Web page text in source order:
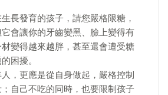
長發育的孩子，請您嚴格限糖，
會讓你的牙齒變黑、臉上變得有
變得越來越胖，甚至還會遭受糖
困擾。
，更應是從自身做起，嚴格控制
自己不吃的同時，也要限制孩子